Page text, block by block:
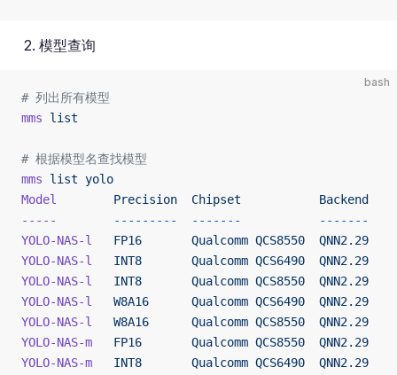
模型查询
bash
# 列出所有模型
mms list
# 根据模型名查找模型
mms list yolo
Model
        Precision
  Chipset
           Backend
-----
        ---------
  -------
           -------
YOLO-NAS-l
   FP16
       Qualcomm
QCS8550
  QNN2.29
YOLO-NAS-l
   INT8
       Qualcomm
QCS6490
  QNN2.29
YOLO-NAS-l
   INT8
       Qualcomm
QCS8550
  QNN2.29
YOLO-NAS-l
   W8A16
      Qualcomm
QCS6490
  QNN2.29
YOLO-NAS-l
   W8A16
      Qualcomm
QCS8550
  QNN2.29
YOLO-NAS-m
   FP16
       Qualcomm
QCS8550
  QNN2.29
YOLO-NAS-m
   INT8
       Qualcomm
QCS6490
  QNN2.29